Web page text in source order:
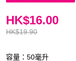
HK$19.90
HK$16.00
容量：50毫升